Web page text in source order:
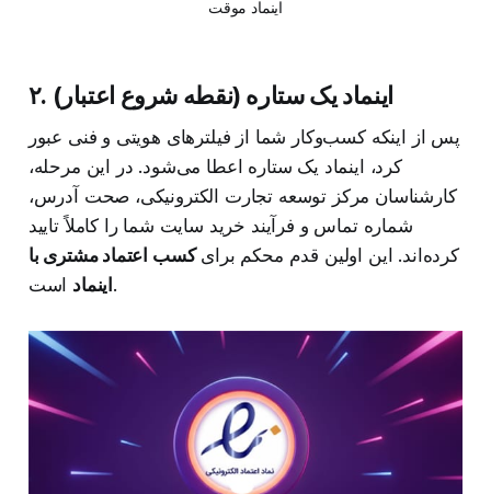
اینماد موقت
۲. اینماد یک ستاره (نقطه شروع اعتبار)
پس از اینکه کسب‌وکار شما از فیلترهای هویتی و فنی عبور
کرد، اینماد یک ستاره اعطا می‌شود. در این مرحله،
کارشناسان مرکز توسعه تجارت الکترونیکی، صحت آدرس،
شماره تماس و فرآیند خرید سایت شما را کاملاً تایید
کرده‌اند. این اولین قدم محکم برایکسب اعتماد مشتری با
اینماد است.